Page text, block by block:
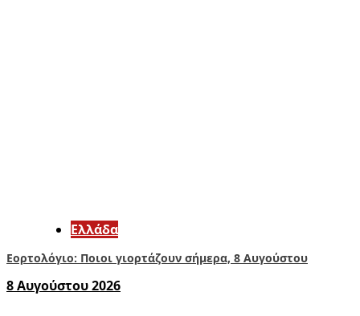
Ελλάδα
Εορτολόγιο: Ποιοι γιορτάζουν σήμερα, 8 Αυγούστου
8 Αυγούστου 2026